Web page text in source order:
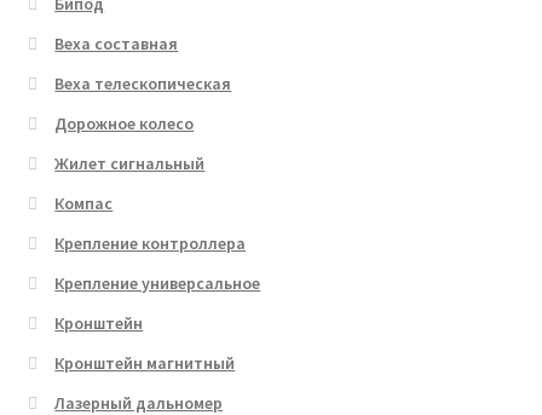
Веха составная
Веха телескопическая
Дорожное колесо
Жилет сигнальный
Компас
Крепление контроллера
Крепление универсальное
Кронштейн
Кронштейн магнитный
Лазерный дальномер